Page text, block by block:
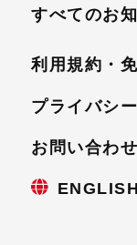
すべてのお
利用規約・
プライバシ
お問い合わ
ENGLISH